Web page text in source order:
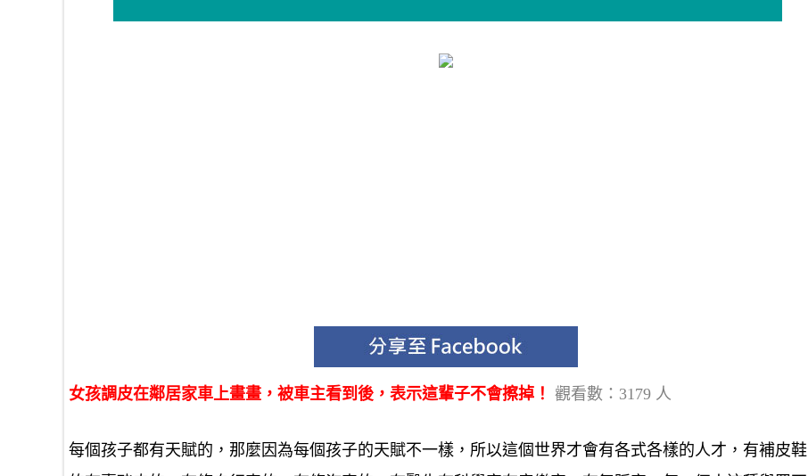
女孩調皮在鄰居家車上畫畫，被車主看到後，表示這輩子不會擦掉！ 觀看數：3179 人
每個孩子都有天賦的，那麼因為每個孩子的天賦不一樣，所以這個世界才會有各式各樣的人才，有補皮鞋